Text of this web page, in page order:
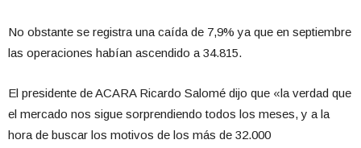
No obstante se registra una caída de 7,9% ya que en septiembre
las operaciones habían ascendido a 34.815.
El presidente de ACARA Ricardo Salomé dijo que «la verdad que
el mercado nos sigue sorprendiendo todos los meses, y a la
hora de buscar los motivos de los más de 32.000